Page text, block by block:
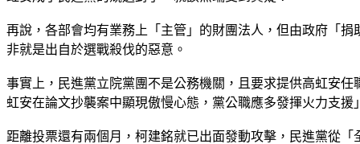
再說，各部會均有業務上「主管」的財團法人，但由政府「
非就是出自於選戰殺伐的惡意。
事實上，民進黨立院黨團不是公務機關，且要求提供高虹安
虹安在論文抄襲案中顯現傲慢心態，黨公職應多發揮火力支
距離投票還有兩個月，柯建銘就已出面發動攻擊，民進黨從